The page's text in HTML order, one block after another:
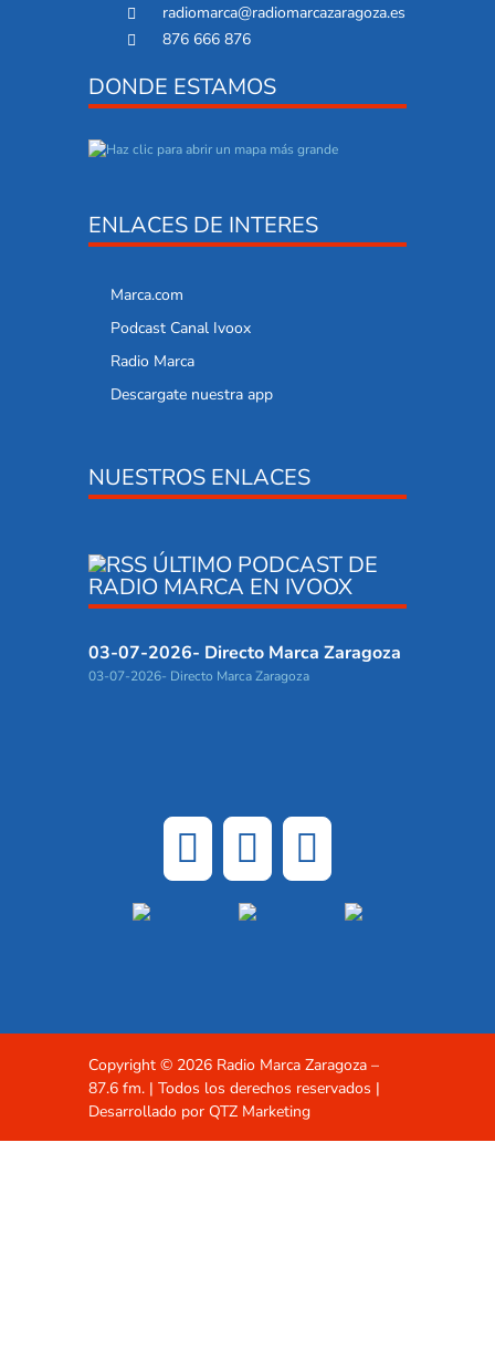
radiomarca@radiomarcazaragoza.es
876 666 876
DONDE ESTAMOS
ENLACES DE INTERES
Marca.com
Podcast Canal Ivoox
Radio Marca
Descargate nuestra app
NUESTROS ENLACES
ÚLTIMO PODCAST DE
RADIO MARCA EN IVOOX
03-07-2026- Directo Marca Zaragoza
03-07-2026- Directo Marca Zaragoza
Copyright © 2026 Radio Marca Zaragoza –
87.6 fm. | Todos los derechos reservados |
Desarrollado por QTZ Marketing